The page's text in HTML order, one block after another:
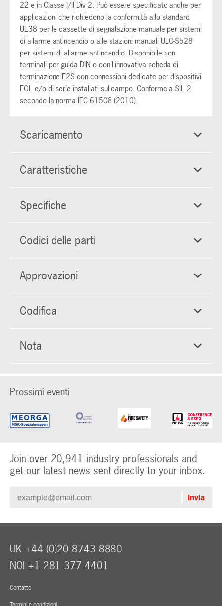
22 e in Classe I/II Div 2. Può essere specificato anche per
applicazioni che richiedono la conformità allo standard
UL38 per le cassette di segnalazione manuale per sistemi
di allarme antincendio o alle stazioni manuali ULC-S528
per sistemi di allarme antincendio. Disponibile con
terminali per guida DIN o con l'innovativa scheda di
terminazione E2S con connessioni dedicate per dispositivi
EOL e/o di serie installati sul campo. Conforme a SIL 2
secondo la norma IEC 61508 (2010).
Scaricamento
Caratteristiche
Specifiche
Codici delle parti
Approvazioni
Codifica
Nota
Prossimi eventi
Join over 20,941 industry professionals and
get our latest news sent directly to your inbox.
Contatto
UK +44 (0)20 8743 8880
NOI +1 281 377 4401